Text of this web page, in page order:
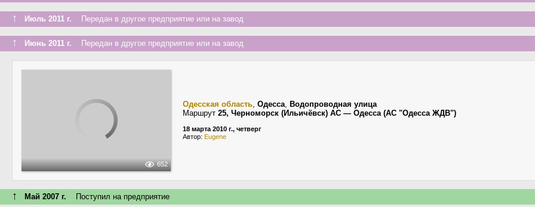
↑ Июль 2011 г. Передан в другое предприятие или на завод
↑ Июнь 2011 г. Передан в другое предприятие или на завод
652
Одесская область, Одесса, Водопроводная улица
Маршрут 25, Черноморск (Ильичёвск) АС — Одесса (АС "Одесса ЖДВ")
18 марта 2010 г., четверг
Автор: Eugene
↑ Май 2007 г. Поступил на предприятие